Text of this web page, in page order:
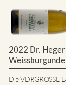
2022 Dr.
Die VDP.GROSSE